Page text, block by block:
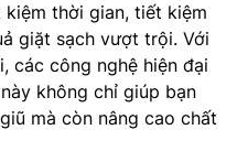
thời gian, tiết kiệm
giặt sạch vượt trội. Với
các công nghệ hiện đại
không chỉ giúp bạn
mà còn nâng cao chất